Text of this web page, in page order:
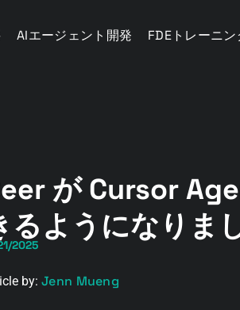
AIエージェント開発 FDEトレーニン
が Cursor
るようになりま
2025
by: Jenn Mueng